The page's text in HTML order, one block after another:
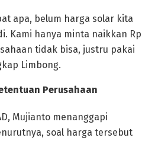
apa, belum harga solar kita
Kami hanya minta naikkan Rp
tidak bisa, justru pakai
Limbong.
Perusahaan
Mujianto menanggapi
soal harga tersebut